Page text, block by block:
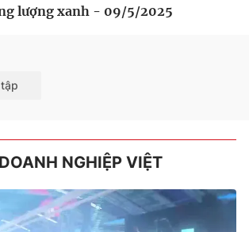
lượng xanh - 09/5/2025
NGHIỆP VIỆT